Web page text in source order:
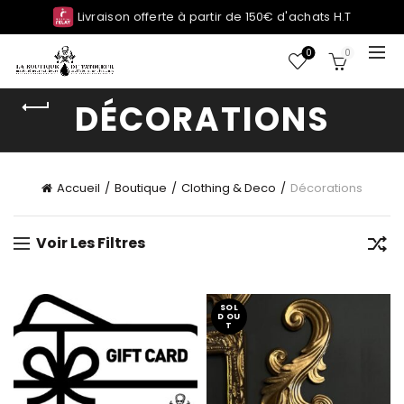
Livraison offerte à partir de 150€ d'achats H.T
0 0
DÉCORATIONS
Accueil Boutique Clothing & Deco Décorations
Voir Les Filtres
SOL
D OU
T